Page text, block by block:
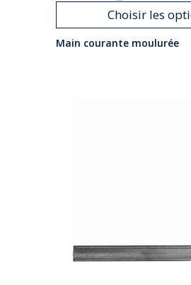
Choisir les
Main courante moulurée